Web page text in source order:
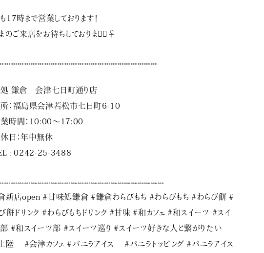
17時まで営業しております！
のご来店をお待ちしております🏻‍♀️
鎌倉 会津七日町通り店
：福島県会津若松市七日町6-10
時間：10:00〜17:00
日：年中無休
: 0242-25-3488
新店open #甘味処鎌倉 #鎌倉わらびもち #わらびもち #わらび餅 #
餅ドリンク #わらびもちドリンク #甘味 #和カフェ #和スイーツ #スイ
#和スイーツ部 #スイーツ巡り #スイーツ好きな人と繋がりたい
陸 #会津カフェ #バニラアイス #バニラトッピング #バニラアイス